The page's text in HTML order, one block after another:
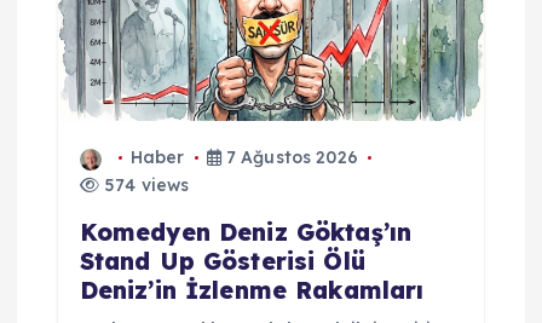
Haber
7 Ağustos 2026
574 views
Komedyen Deniz Göktaş’ın
Stand Up Gösterisi Ölü
Deniz’in İzlenme Rakamları